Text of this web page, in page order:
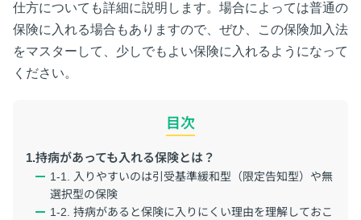
仕方についても詳細に説明します。場合によっては普通の
保険に入れる場合もありますので、ぜひ、この保険加入法
をマスターして、少しでもよい保険に入れるようになって
ください。
目次
1.持病があっても入れる保険とは？
1-1. 入りやすいのは引受基準緩和型（限定告知型）や無
選択型の保険
1-2. 持病があると保険に入りにくい理由を理解しておこ